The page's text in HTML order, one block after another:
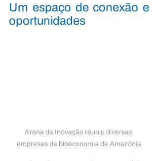
Um espaço de conexão e
oportunidades
Arena da Inovação reuniu diversas
empresas da bioeconomia da Amazônia